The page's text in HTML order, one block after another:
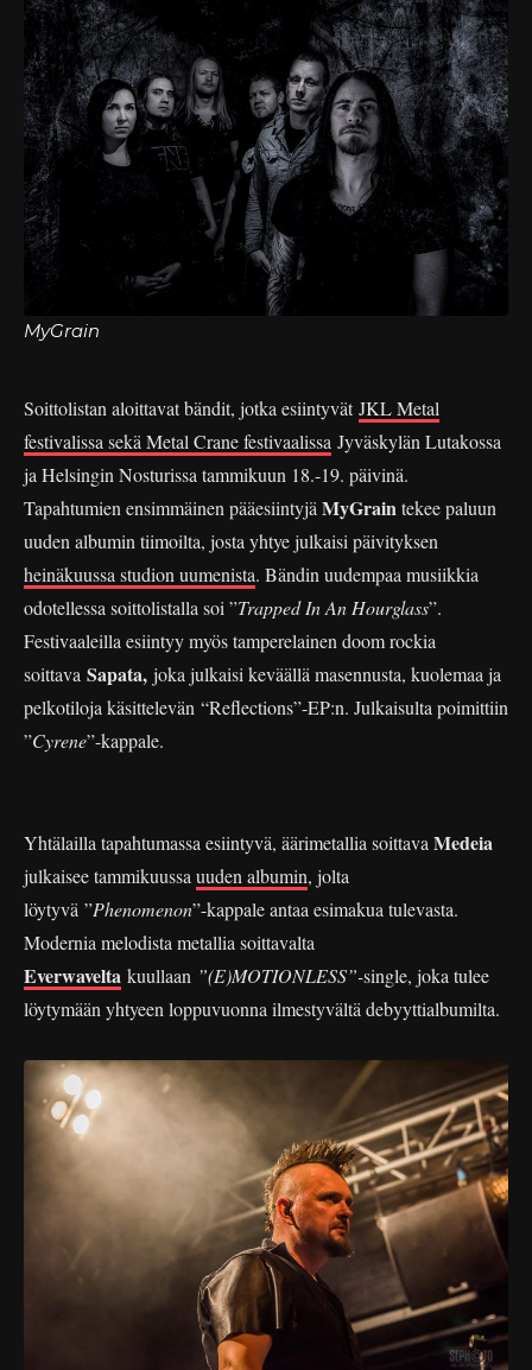
MyGrain
Soittolistan aloittavat bändit, jotka esiintyvätJKL Metal
festivalissa sekä Metal Crane festivaalissa Jyväskylän Lutakossa
ja Helsingin Nosturissa tammikuun 18.-19. päivinä.
Tapahtumien ensimmäinen pääesiintyjä MyGraintekee paluun
uuden albumin tiimoilta, josta yhtye julkaisi päivityksen
heinäkuussa studion uumenista. Bändin uudempaa musiikkia
odotellessa soittolistalla soi ”Trapped In An Hourglass”.
Festivaaleilla esiintyy myös tamperelainen doom rockia
soittava Sapata, joka julkaisi keväällä masennusta, kuolemaa ja
pelkotiloja käsittelevän “Reflections”-EP:n. Julkaisulta poimittiin
”Cyrene”-kappale.
Yhtälailla tapahtumassa esiintyvä, äärimetallia soittava Medeia
julkaisee tammikuussa uuden albumin, jolta
löytyvä ”Phenomenon”-kappale antaa esimakua tulevasta.
Modernia melodista metallia soittavalta
Everwavelta kuullaan ”(E)MOTIONLESS”-single, joka tulee
löytymään yhtyeen loppuvuonna ilmestyvältä debyyttialbumilta.